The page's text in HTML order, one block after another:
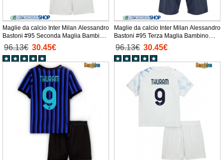
Maglie da calcio Inter Milan Alessandro
Bastoni #95 Seconda Maglia Bambino
2025-26 Manica Corta + Pantaloni
corti)
96.13€ 30.45€
Maglie da calcio Inter Milan Alessandro
Bastoni #95 Terza Maglia Bambino
2025-26 Manica Corta + Pantaloni
corti)
96.13€ 30.45€